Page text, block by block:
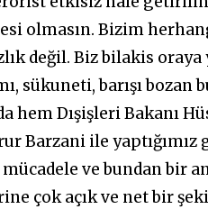
olmasın. Bizim
değil. Biz bilakis
sükuneti, barışı
hem Dışişleri Bakanı
Barzani ile
mücadele ve bundan
çok açık ve net bir